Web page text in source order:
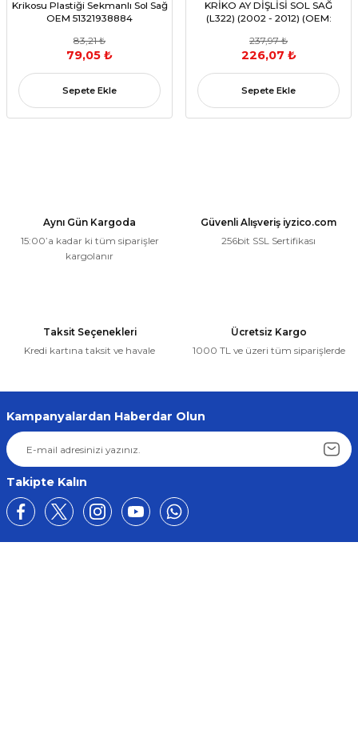
Krikosu Plastiği Sekmanlı Sol Sağ
OEM 51321938884
83,21 ₺
79,05 ₺
Sepete Ekle
KRİKO AY DİŞLİSİ SOL SAĞ
(L322) (2002 - 2012) (OEM:
237,97 ₺
226,07 ₺
Sepete Ekle
Aynı Gün Kargoda
15:00’a kadar ki tüm siparişler
kargolanır
Güvenli Alışveriş iyzico.com
256bit SSL Sertifikası
Taksit Seçenekleri
Kredi kartına taksit ve havale
Ücretsiz Kargo
1000 TL ve üzeri tüm siparişlerde
Kampanyalardan Haberdar Olun
Takipte Kalın